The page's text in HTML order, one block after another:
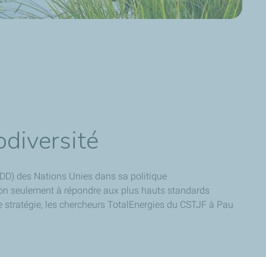
des Nations Unies dans sa politique
seulement à répondre aux plus hauts standards
les chercheurs TotalEnergies du CSTJF à Pau